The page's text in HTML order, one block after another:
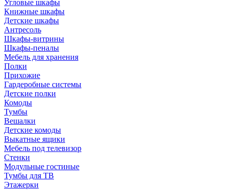
Угловые шкафы
Книжные шкафы
Детские шкафы
Антресоль
Шкафы-витрины
Шкафы-пеналы
Мебель для хранения
Полки
Прихожие
Гардеробные системы
Детские полки
Комоды
Тумбы
Вешалки
Детские комоды
Выкатные ящики
Мебель под телевизор
Стенки
Модульные гостиные
Тумбы для ТВ
Этажерки